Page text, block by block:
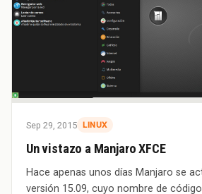
Sep 29, 2015 LINUX
Un vistazo a Manjaro XFCE
Hace apenas unos días Manjaro se
versión 15.09, cuyo nombre de